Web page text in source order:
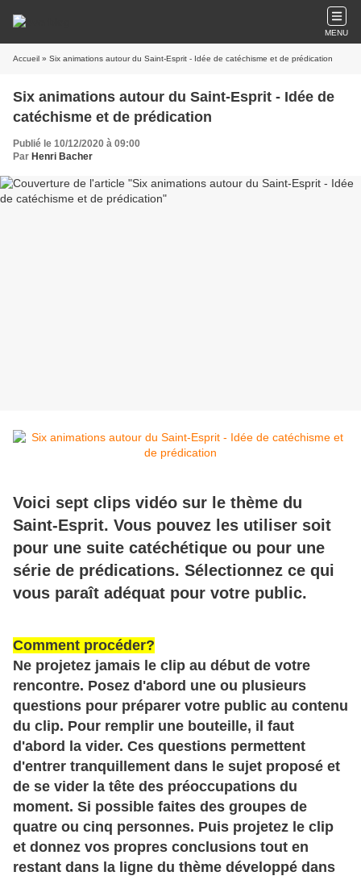
MENU
Accueil » Six animations autour du Saint-Esprit - Idée de catéchisme et de prédication
Six animations autour du Saint-Esprit - Idée de
catéchisme et de prédication
Publié le 10/12/2020 à 09:00
Par Henri Bacher
Voici sept clips vidéo sur le thème du
Saint-Esprit. Vous pouvez les utiliser soit
pour une suite catéchétique ou pour une
série de prédications. Sélectionnez ce qui
vous paraît adéquat pour votre public.
Comment procéder?
Ne projetez jamais le clip au début de votre
rencontre. Posez d'abord une ou plusieurs
questions pour préparer votre public au contenu
du clip. Pour remplir une bouteille, il faut
d'abord la vider. Ces questions permettent
d'entrer tranquillement dans le sujet proposé et
de se vider la tête des préoccupations du
moment. Si possible faites des groupes de
quatre ou cinq personnes. Puis projetez le clip
et donnez vos propres conclusions tout en
restant dans la ligne du thème développé dans